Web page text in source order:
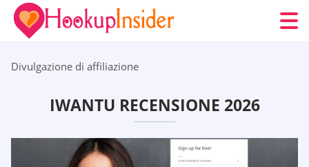
Divulgazione di affiliazione
IWANTU RECENSIONE 2026